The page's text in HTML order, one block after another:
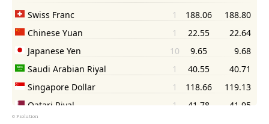
© Psolution